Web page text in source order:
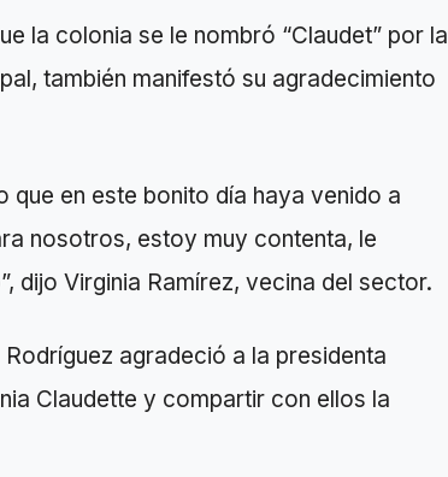
la colonia se le nombró “Claudet” por la
también manifestó su agradecimiento
que en este bonito día haya venido a
nosotros, estoy muy contenta, le
dijo Virginia Ramírez, vecina del sector.
agradeció a la presidenta
Claudette y compartir con ellos la